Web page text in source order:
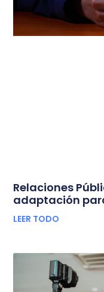
Relaciones
adaptación
LEER TODO